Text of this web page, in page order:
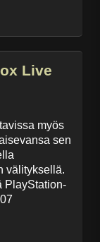
Live
myös
sen
välityksellä.
PlayStation-